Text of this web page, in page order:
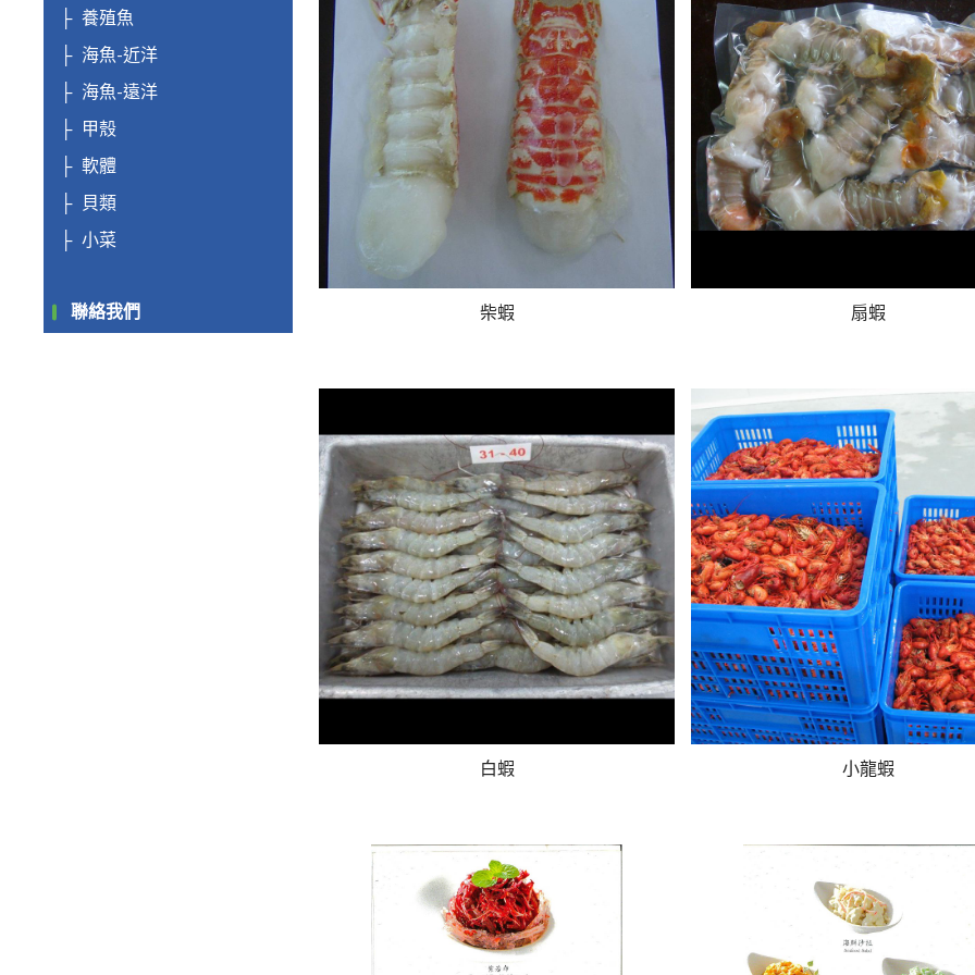
養殖魚
海魚-近洋
海魚-遠洋
甲殼
軟體
貝類
小菜
聯絡我們 柴蝦 扇蝦
白蝦 小龍蝦